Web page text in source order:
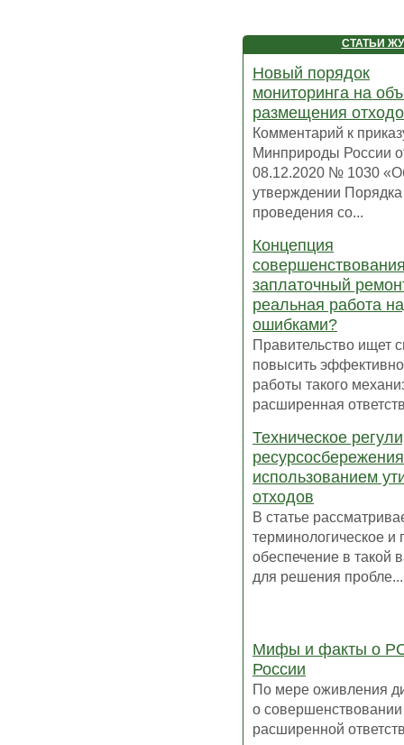
СТАТЬИ
Новый порядок
мониторинга на
размещения
Комментарий к
Минприроды России
08.12.2020 № 1030
утверждении Порядка
проведения со...
Концепция
заплаточный
реальная работа
ошибками?
Правительство ищет
повысить
работы такого
расширенная
Техническое
использованием
отходов
В статье
терминологическое и
обеспечение в такой
для решения пробле...
Мифы и факты о
России
По мере оживления
о
расширенной